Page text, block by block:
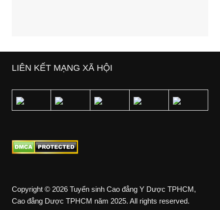
LIÊN KẾT MẠNG XÃ HỘI
Copyright © 2026 Tuyển sinh Cao đẳng Y Dược TPHCM,
Cao đẳng Dược TPHCM năm 2025. All rights reserved.